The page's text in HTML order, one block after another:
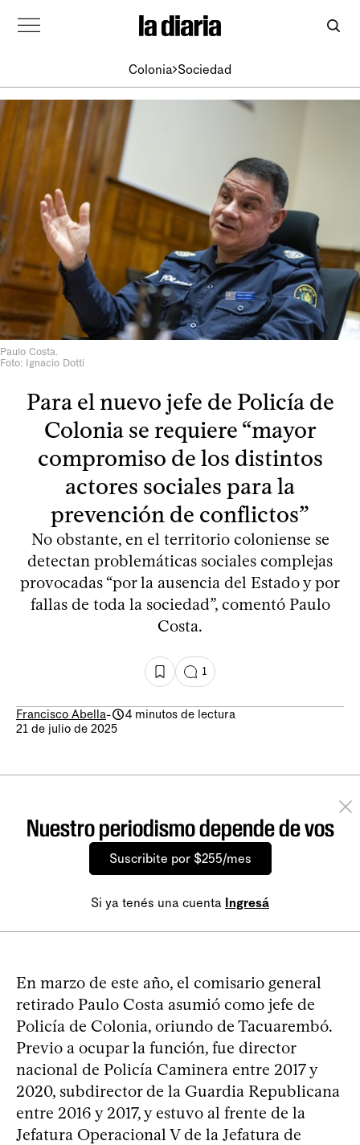
Colonia Sociedad
Paulo Costa.
Foto: Ignacio Dotti
Para el nuevo jefe de Policía de
Colonia se requiere “mayor
compromiso de los distintos
actores sociales para la
prevención de conflictos”
No obstante, en el territorio coloniense se
detectan problemáticas sociales complejas
provocadas “por la ausencia del Estado y por
fallas de toda la sociedad”, comentó Paulo
Costa.
1
Francisco Abella-
4 minutos de lectura
21 de julio de 2025
Nuestro periodismo depende de vos
Suscribite por $255/mes
Si ya tenés una cuenta Ingresá
En marzo de este año, el comisario general
retirado Paulo Costa asumió como jefe de
Policía de Colonia, oriundo de Tacuarembó.
Previo a ocupar la función, fue director
nacional de Policía Caminera entre 2017 y
2020, subdirector de la Guardia Republicana
entre 2016 y 2017, y estuvo al frente de la
Jefatura Operacional V de la Jefatura de